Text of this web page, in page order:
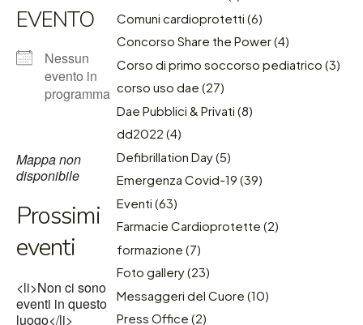
EVENTO
Nessun
evento in
programma
Mappa non
disponibile
Prossimi
eventi
<li>Non ci sono
eventi in questo
luogo</li>
Comuni cardioprotetti (6)
Concorso Share the Power(4)
Corso di primo soccorso pediatrico (3)
corso uso dae (27)
Dae Pubblici & Privati (8)
dd2022 (4)
Defibrillation Day(5)
Emergenza Covid-19 (39)
Eventi (63)
Farmacie Cardioprotette (2)
formazione (7)
Foto gallery(23)
Messaggeri del Cuore (10)
Press Office (2)